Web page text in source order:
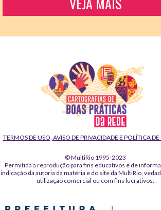
TERMOS DE USO, AVISO DE PRIVACIDADE E POLÍTICA
© MultiRio 1995-2023
Permitida a reprodução para fins educativos e de
indicação da autoria da matéria e do site da MultiRio,
utilização comercial ou com fins lucrativos.